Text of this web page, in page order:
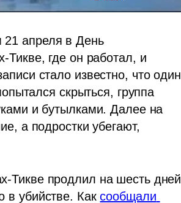
апреля в День
Тикве, где он работал, и
стало известно, что один
скрыться, группа
и бутылками. Далее на
а подростки убегают,
Тикве продлил на шесть дней
в убийстве. Как сообщали